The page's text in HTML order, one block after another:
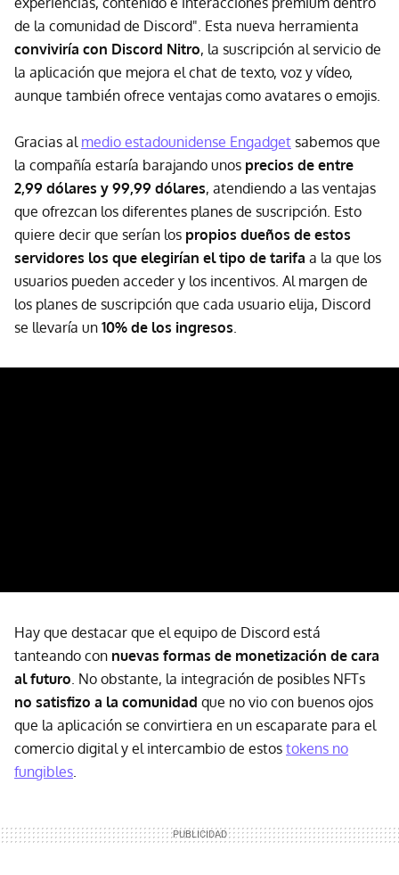
de la comunidad de Discord". Esta nueva herramienta
conviviría con Discord Nitro, la suscripción al servicio de
la aplicación que mejora el chat de texto, voz y vídeo,
aunque también ofrece ventajas como avatares o emojis.
Gracias al medio estadounidense Engadget sabemos que
la compañía estaría barajando unos precios de entre
2,99 dólares y 99,99 dólares, atendiendo a las ventajas
que ofrezcan los diferentes planes de suscripción. Esto
quiere decir que serían los propios dueños de estos
servidores los que elegirían el tipo de tarifa a la que los
usuarios pueden acceder y los incentivos. Al margen de
los planes de suscripción que cada usuario elija, Discord
se llevaría un 10% de los ingresos
Hay que destacar que el equipo de Discord está
tanteando con nuevas formas de monetización de cara
al futuro . No obstante, la integración de posibles NFTs
no satisfizo a la comunidad que no vio con buenos ojos
que la aplicación se convirtiera en un escaparate para el
comercio digital y el intercambio de estos tokens no
fungibles